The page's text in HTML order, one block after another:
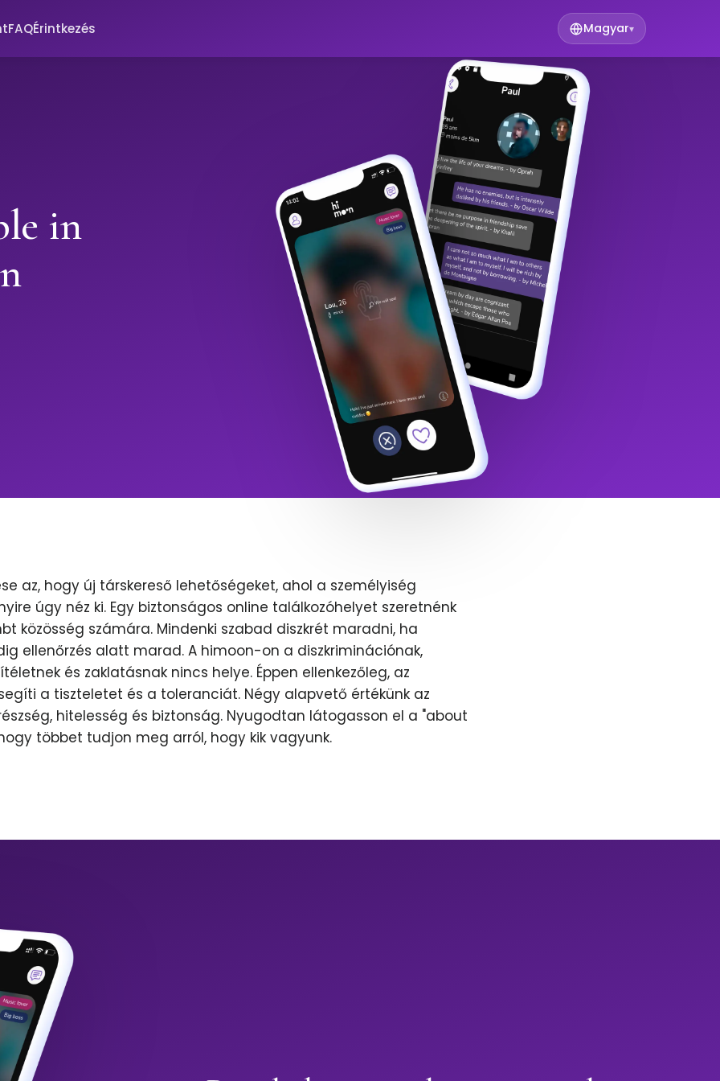
FAQÉrintkezés Magyar▾
in
az, hogy új társkereső lehetőségeket, ahol a személyiség
úgy néz ki. Egy biztonságos online találkozóhelyet szeretnénk
közösség számára. Mindenki szabad diszkrét maradni, ha
ellenőrzés alatt marad. A himoon-on a diszkriminációnak,
és zaklatásnak nincs helye. Éppen ellenkezőleg, az
a tiszteletet és a toleranciát. Négy alapvető értékünk az
hitelesség és biztonság. Nyugodtan látogasson el a "about
többet tudjon meg arról, hogy kik vagyunk.